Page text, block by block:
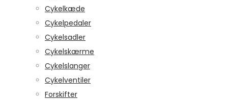
Cykelkæde
Cykelpedaler
Cykelsadler
Cykelskærme
Cykelslanger
Cykelventiler
Forskifter